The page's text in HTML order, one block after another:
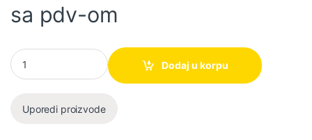
sa pdv-om
Makita DHR165RFE Akumulatorska bušilica-čekić, 2x3.0Ah
Dodaj u korpu
Uporedi proizvode